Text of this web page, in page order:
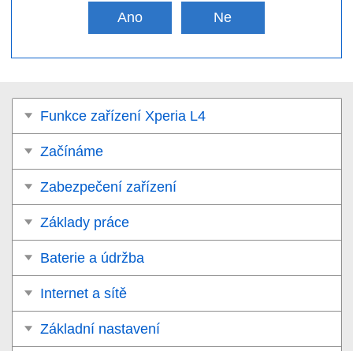
Ano Ne
Funkce zařízení Xperia L4
Začínáme
Zabezpečení zařízení
Základy práce
Baterie a údržba
Internet a sítě
Základní nastavení